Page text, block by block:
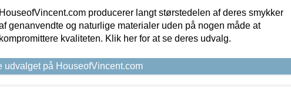
HouseofVincent.com producerer langt størstedelen af deres smykker
genanvendte og naturlige materialer uden på nogen måde at
kompromittere kvaliteten. Klik her for at se deres udvalg.
udvalget på HouseofVincent.com